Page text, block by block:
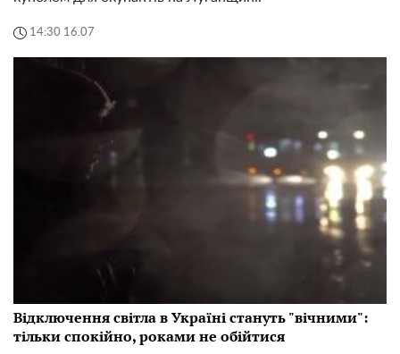
14:30 16.07
Відключення світла в Україні стануть "вічними":
тільки спокійно, роками не обійтися